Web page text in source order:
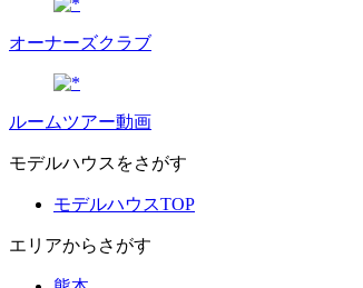
オーナーズクラブ
ルームツアー動画
モデルハウスをさがす
モデルハウスTOP
エリアからさがす